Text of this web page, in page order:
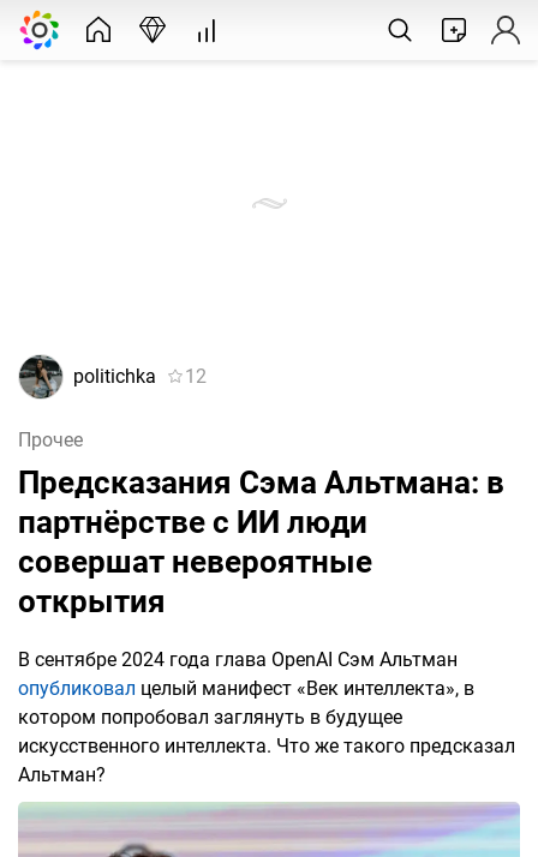
politichka 12
Прочее
Предсказания Сэма Альтмана: в
партнёрстве с ИИ люди
совершат невероятные
открытия
В сентябре 2024 года глава OpenAI Сэм Альтман
опубликовал целый манифест «Век интеллекта», в
котором попробовал заглянуть в будущее
искусственного интеллекта. Что же такого предсказал
Альтман?